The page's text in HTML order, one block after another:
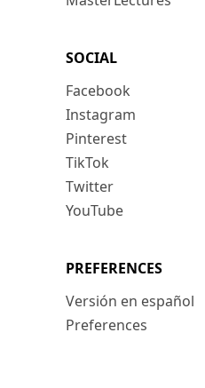
SOCIAL
Facebook
Instagram
Pinterest
TikTok
Twitter
YouTube
PREFERENCES
Versión en español
Preferences